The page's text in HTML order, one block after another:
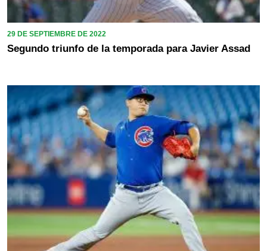
29 DE SEPTIEMBRE DE 2022
Segundo triunfo de la temporada para Javier Assad